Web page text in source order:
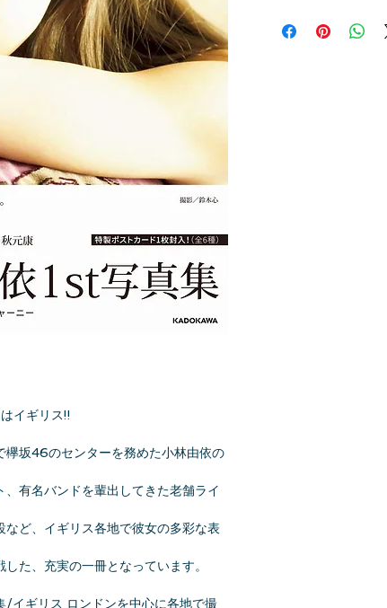
イギリス!!
坂46のセンターを務めた小林由依の
有名バンドを輩出してきた老舗ライ
ど、イギリス各地で彼女の多彩な表
た、充実の一冊となっています。
イギリス ロンドンを中心に各地で撮